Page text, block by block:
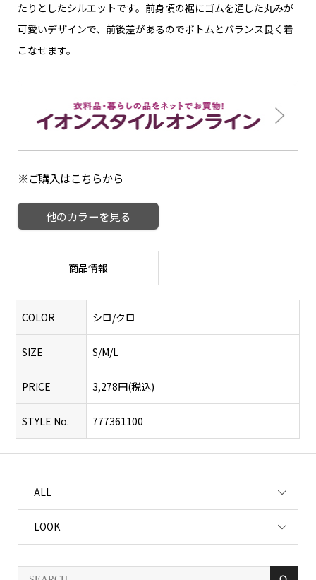
たりとしたシルエットです。前身頃の裾にゴムを通した丸みが
可愛いデザインで、前後差があるのでボトムとバランス良く着
こなせます。
※ご購入はこちらから
他のカラーを見る
商品情報
COLOR シロ/クロ
SIZE S/M/L
PRICE 3,278円(税込)
STYLE No. 777361100
ALL
LOOK